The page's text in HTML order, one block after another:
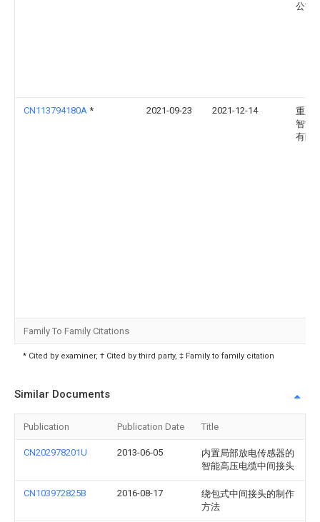
公司
CN113794180A * 2021-09-23 2021-12-14
重庆
智能
有限
Family To Family Citations
* Cited by examiner, † Cited by third party, ‡ Family to family citation
Similar Documents
Publication Publication Date Title
CN202978201U 2013-06-05
内置局部放电传感器的
智能高压电缆中间接头
CN103972825B 2016-08-17
绕包式中间接头的制作
方法